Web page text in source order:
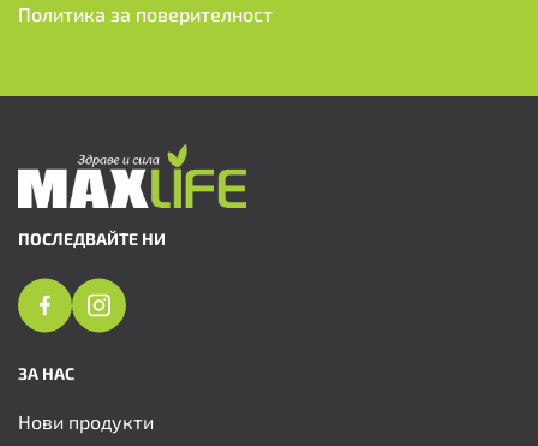
Политика за поверителност
ПОСЛЕДВАЙТЕ НИ
ЗА НАС
Нови продукти